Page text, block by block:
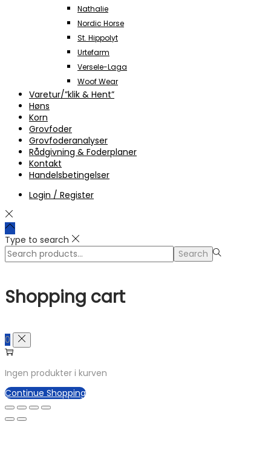
Nathalie
Nordic Horse
St. Hippolyt
Urtefarm
Versele-Laga
Woof Wear
Varetur/”klik & Hent”
Høns
Korn
Grovfoder
Grovfoderanalyser
Rådgivning & Foderplaner
Kontakt
Handelsbetingelser
Login / Register
Type to search
Search
for:>
Search
Shopping cart
0
Ingen produkter i kurven
Continue Shopping